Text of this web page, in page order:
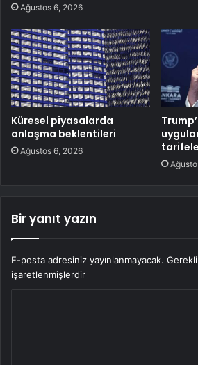
Ağustos 6, 2026
Küresel piyasalarda
anlaşma beklentileri
Ağustos 6, 2026
Bir yanıt yazın
E-posta adresiniz yayınlanmayacak.
işaretlenmişlerdir